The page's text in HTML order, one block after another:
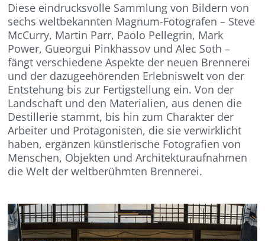
Diese eindrucksvolle Sammlung von Bildern von
sechs weltbekannten Magnum-Fotografen – Steve
McCurry, Martin Parr, Paolo Pellegrin, Mark
Power, Gueorgui Pinkhassov und Alec Soth –
fängt verschiedene Aspekte der neuen Brennerei
und der dazugeehörenden Erlebniswelt von der
Entstehung bis zur Fertigstellung ein. Von der
Landschaft und den Materialien, aus denen die
Destillerie stammt, bis hin zum Charakter der
Arbeiter und Protagonisten, die sie verwirklicht
haben, ergänzen künstlerische Fotografien von
Menschen, Objekten und Architekturaufnahmen
die Welt der weltberühmten Brennerei.